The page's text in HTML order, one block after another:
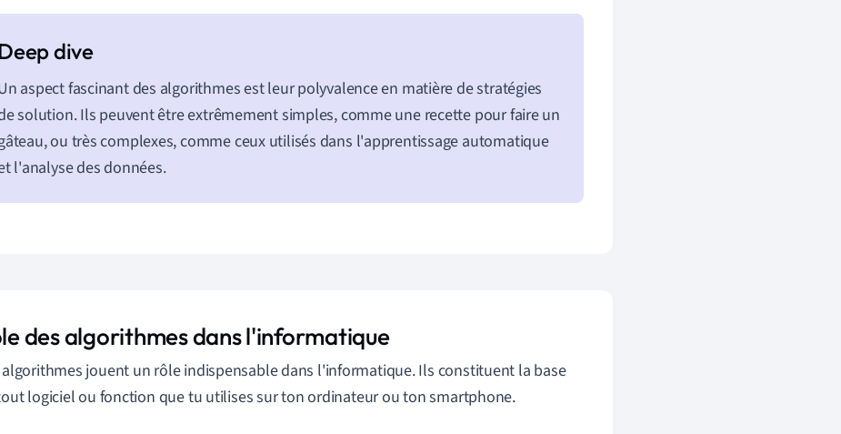
aspect fascinant des algorithmes est leur polyvalence en matière de stratégies
solution. Ils peuvent être extrêmement simples, comme une recette pour faire un
ou très complexes, comme ceux utilisés dans l'apprentissage automatique
l'analyse des données.
des algorithmes dans l'informatique
algorithmes jouent un rôle indispensable dans l'informatique. Ils constituent la base
logiciel ou fonction que tu utilises sur ton ordinateur ou ton smartphone.